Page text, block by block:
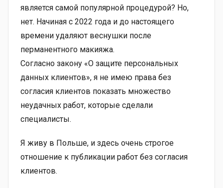
является самой популярной процедурой? Но,
нет. Начиная с 2022 года и до настоящего
времени удаляют веснушки после
перманентного макияжа.
Согласно закону «О защите персональных
данных клиентов», я не имею права без
согласия клиентов показать множество
неудачных работ, которые сделали
специалисты.
Я живу в Польше, и здесь очень строгое
отношение к публикации работ без согласия
клиентов.